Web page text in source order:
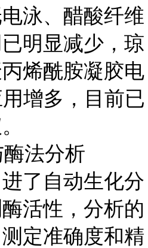
泳、醋酸纤维
明显减少，琼
烯酰胺凝胶电
增多，目前已
法分析
了自动生化分
活性，分析的
定准确度和精